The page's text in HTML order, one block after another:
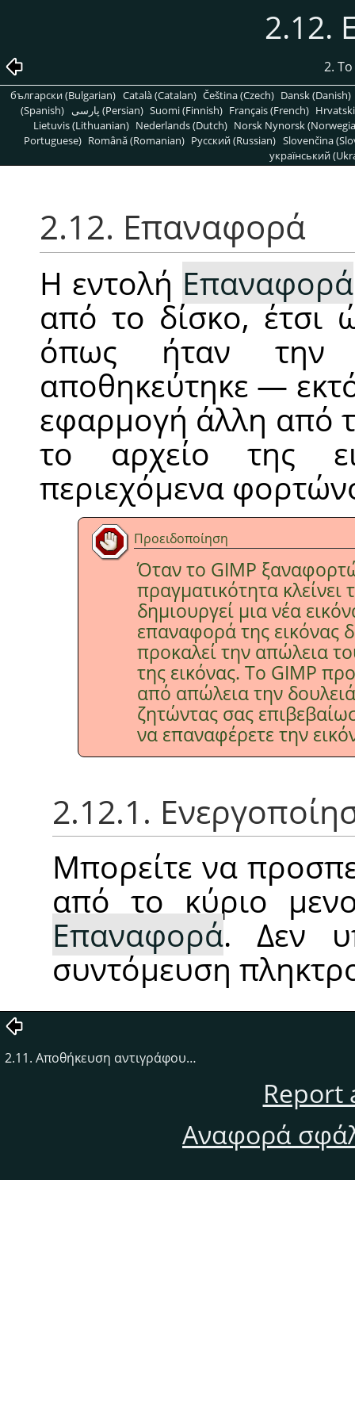
2.12.
2.
български (Bulgarian) Català (Catalan) Čeština (Czech) Dansk (Danish)
(Spanish)
پارسی (Persian) Suomi (Finnish) Français (French)
Lietuvis (Lithuanian) Nederlands (Dutch) Norsk Nynorsk
Portuguese) Română (Romanian) Pусский (Russian) Slovenčina
український
2.12. Επαναφορά
Η εντολή Επαναφορά
από το δίσκο, έτσι
όπως ήταν την
αποθηκεύτηκε —
εφαρμογή άλλη από
το αρχείο της
περιεχόμενα
Προειδοποίηση
Όταν το GIMP
πραγματικότητα
δημιουργεί μια νέα
επαναφορά της εικόνας
προκαλεί την απώλεια
της εικόνας. Το GIMP
από απώλεια την
ζητώντας σας
να επαναφέρετε την
2.12.1.
Μπορείτε να
από το κύριο
Επαναφορά. Δεν
συντόμευση
2.11. Αποθήκευση αντιγράφου…
Report
Αναφορά